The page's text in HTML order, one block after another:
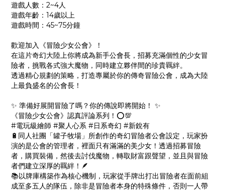
遊戲人數：2~4人
遊戲年齡：14歲以上
遊戲時間：45~75分鐘
歡迎加入《冒險少女公會》！
在這片奇幻大陸上你將成為新手公會長，招募充滿個性的少女冒
險者，挑戰各式強大魔物，同時建立夥伴間的珍貴羈絆。
透過精心規劃的策略，打造專屬於你的傳奇冒險公會，成為大陸
上最負盛名的公會長！
✨ 準備好展開冒險了嗎？你的傳說即將開始！ ✨
《冒險少女公會》認真評論系列！⭕️💯
#電玩級繪師 #聚人心系 #日系奇幻 #新銳有
🔋同人社團「罐子牧場」所創作的奇幻冒險者公會設定，玩家扮
演的是公會的管理者，裡面只有滿滿的美少女！透過招募冒險
者，購買裝備，然後去討伐魔物，轉取財富跟聲望，並且與冒險
者們建立深厚的羈絆！🪶
📚以牌庫構築作為核心機制，玩家從手牌出打出冒險者在面前組
成至多五人的隊伍，除非是冒險者本身的特殊條件，否則一人帶